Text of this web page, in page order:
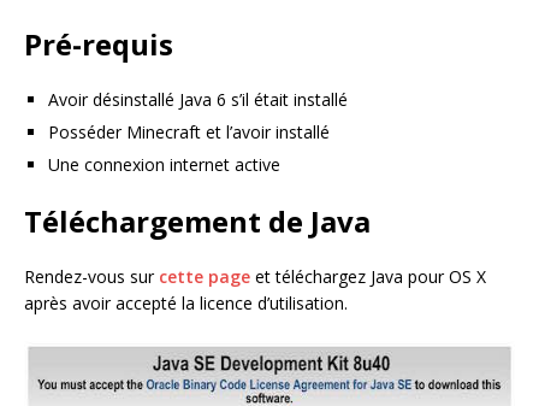
Pré-requis
Avoir désinstallé Java 6 s’il était installé
Posséder Minecraft et l’avoir installé
Une connexion internet active
Téléchargement de Java
Rendez-vous sur cette page et téléchargez Java pour OS X
après avoir accepté la licence d’utilisation.